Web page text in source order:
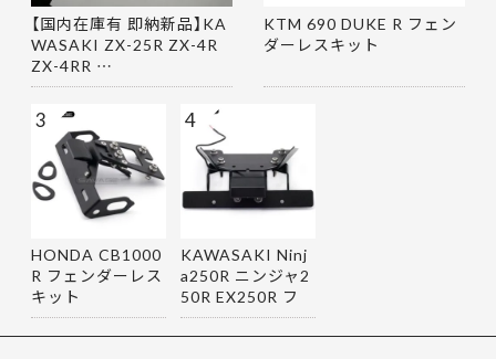
【国内在庫有 即納新品】KA
WASAKI ZX-25R ZX-4R
ZX-4RR …
KTM 690 DUKE R フェン
ダーレスキット
HONDA CB1000
R フェンダーレス
キット
3
KAWASAKI Ninj
a250R ニンジャ2
50R EX250R フ
ェンダーレス…
4